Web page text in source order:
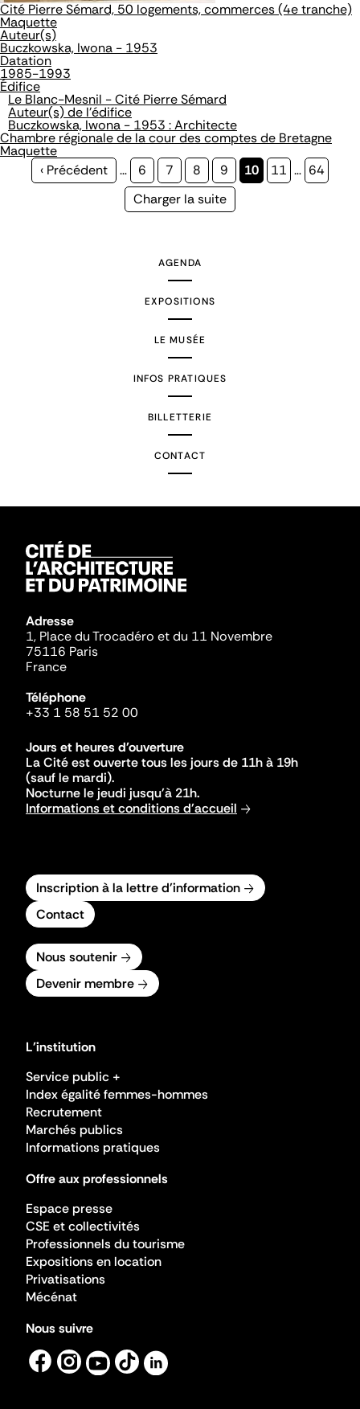
Cité Pierre Sémard, 50 logements, commerces (4e tranche)
Maquette
Auteur(s)
Buczkowska, Iwona - 1953
Datation
1985-1993
Édifice
Le Blanc-Mesnil - Cité Pierre Sémard
Auteur(s) de l'édifice
Buczkowska, Iwona - 1953 : Architecte
Chambre régionale de la cour des comptes de Bretagne
Maquette
Page
‹ Précédent … Page
6 Page
7 Page
8 Page
9
Page
10 Page
11 … Page
64
Page
Charger la suite
AGENDA
EXPOSITIONS
LE MUSÉE
INFOS PRATIQUES
BILLETTERIE
CONTACT
Adresse
1, Place du Trocadéro et du 11 Novembre
75116 Paris
France
Téléphone
+33 1 58 51 52 00
Jours et heures d'ouverture
La Cité est ouverte tous les jours de 11h à 19h
(sauf le mardi).
Nocturne le jeudi jusqu'à 21h.
Informations et conditions d'accueil
Inscription à la lettre d'information
Contact
Nous soutenir
Devenir membre
L'institution
Service public +
Index égalité femmes-hommes
Recrutement
Marchés publics
Informations pratiques
Offre aux professionnels
Espace presse
CSE et collectivités
Professionnels du tourisme
Expositions en location
Privatisations
Mécénat
Nous suivre